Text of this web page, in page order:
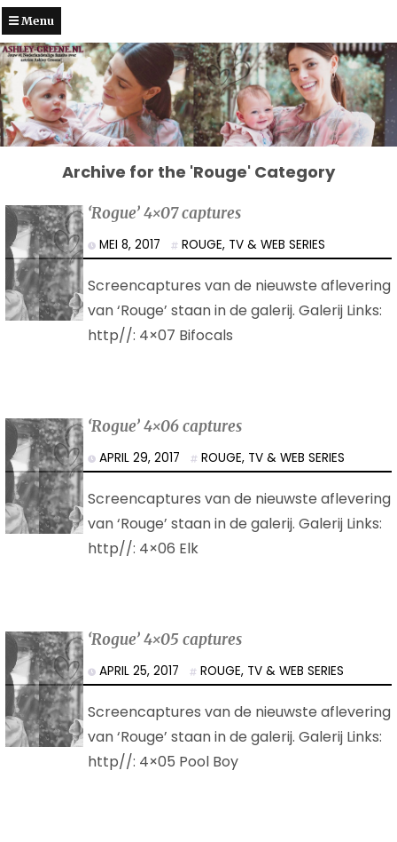
Menu
Archive for the 'Rouge' Category
‘Rogue’ 4×07 captures
MEI 8, 2017 ROUGE, TV & WEB SERIES
Screencaptures van de nieuwste aflevering
van ‘Rouge’ staan in de galerij. Galerij Links:
http//: 4×07 Bifocals
‘Rogue’ 4×06 captures
APRIL 29, 2017 ROUGE, TV & WEB SERIES
Screencaptures van de nieuwste aflevering
van ‘Rouge’ staan in de galerij. Galerij Links:
http//: 4×06 Elk
‘Rogue’ 4×05 captures
APRIL 25, 2017 ROUGE, TV & WEB SERIES
Screencaptures van de nieuwste aflevering
van ‘Rouge’ staan in de galerij. Galerij Links:
http//: 4×05 Pool Boy